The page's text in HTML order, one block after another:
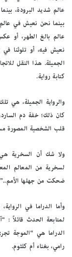
عالم شديد البرودة،
بينما نحن نعيش في
عالم بالغ الطهر، أو
نعيش فيه، أو تلوثنا
الجميلة. هذا النقل
كتابة رواية.
والرواية الجميلة، هي
كان ذلك؛ خفة دم
قلب الشخصية المصورة
ولا شك أن السخرية هي
لسخرية من المعالم
ضحكت من جهلها الأمم..”
وأما الدراما في
لمتابعة الحدث قائلاً
الدراما هي “الموجة
رامي، بغناء أم كلثوم.